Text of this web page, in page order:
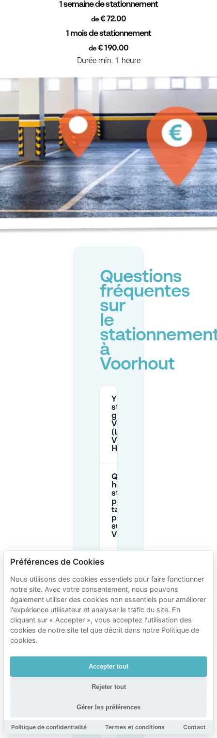
1 semaine de stationnement
de€ 72.00
1 mois de stationnement
de € 190.00
Durée min. 1 heure
Questions
fréquentes
sur
le
à
Voorhout
Y a-t-il un
stationnement
gratuit à
Voorhout
(Lange
Voorhout, La
Haye) ?
Quels sont les
horaires de
stationnement
payant et les
tarifs
progressifs
sur Lange
Voorhout ?
temps
puis-je
me garer
en rue à
Lange
Voorhout
?
Ai-je
besoin
résident
garer à
Préférences de Cookies
Nous utilisons des cookies essentiels pour faire fonctionner
notre site. Avec votre consentement, nous pouvons
également utiliser des cookies non essentiels pour améliorer
l'expérience utilisateur et analyser le trafic du site. En
cliquant sur « Accepter », vous acceptez l'utilisation des
cookies de notre site tel que décrit dans notre Politique de
cookies.
Accepter tout
Rejeter tout
Gérer les préférences
Politique de confidentialité Termes et conditions Contact